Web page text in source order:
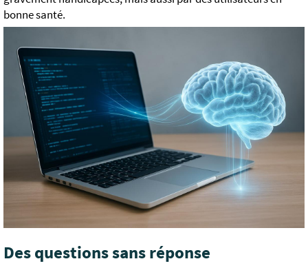
bonne santé.
Des questions sans réponse